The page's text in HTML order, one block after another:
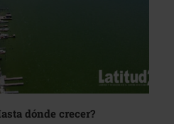
dónde crecer?